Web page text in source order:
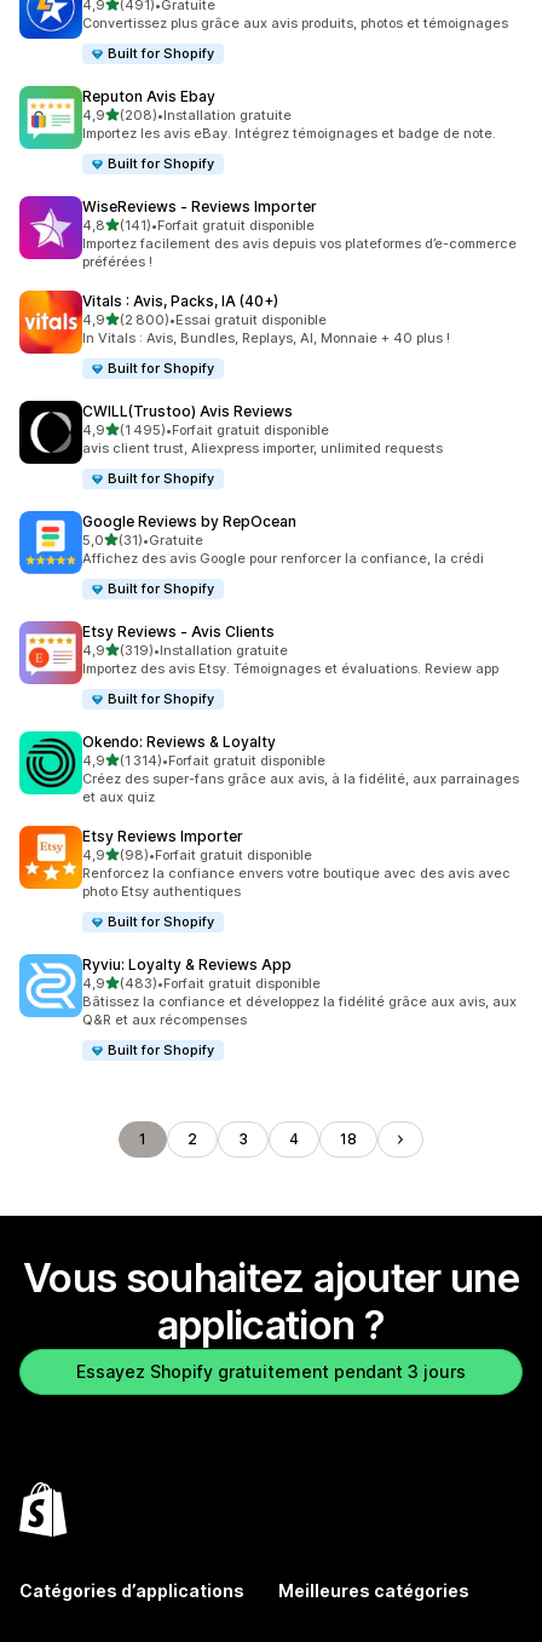
4,9étoile(s) sur 5
(491)
491 avis au total
•Gratuite
Convertissez plus grâce aux avis produits, photos et témoignages
Built for Shopify
Reputon Avis Ebay
4,9étoile(s) sur 5
(208)
208 avis au total
•Installation gratuite
Importez les avis eBay. Intégrez témoignages et badge de note.
Built for Shopify
WiseReviews ‑ Reviews Importer
4,8étoile(s) sur 5
(141)
141 avis au total
•Forfait gratuit disponible
Importez facilement des avis depuis vos plateformes d’e-commerce
préférées !
Vitals : Avis, Packs, IA (40+)
4,9étoile(s) sur 5
(2 800)
2800 avis au total
•Essai gratuit disponible
In Vitals : Avis, Bundles, Replays, AI, Monnaie + 40 plus !
Built for Shopify
CWILL(Trustoo) Avis Reviews
4,9étoile(s) sur 5
(1 495)
1495 avis au total
•Forfait gratuit disponible
avis client trust, Aliexpress importer, unlimited requests
Built for Shopify
Google Reviews by RepOcean
5,0étoile(s) sur 5
(31)
31 avis au total
•Gratuite
Affichez des avis Google pour renforcer la confiance, la crédi
Built for Shopify
Etsy Reviews ‑ Avis Clients
4,9étoile(s) sur 5
(319)
319 avis au total
•Installation gratuite
Importez des avis Etsy. Témoignages et évaluations. Review app
Built for Shopify
Okendo: Reviews & Loyalty
4,9étoile(s) sur 5
(1 314)
1314 avis au total
•Forfait gratuit disponible
Créez des super-fans grâce aux avis, à la fidélité, aux parrainages
et aux quiz
Etsy Reviews Importer
4,9étoile(s) sur 5
(98)
98 avis au total
•Forfait gratuit disponible
Renforcez la confiance envers votre boutique avec des avis avec
photo Etsy authentiques
Built for Shopify
Ryviu: Loyalty & Reviews App
4,9étoile(s) sur 5
(483)
483 avis au total
•Forfait gratuit disponible
Bâtissez la confiance et développez la fidélité grâce aux avis, aux
Q&R et aux récompenses
Built for Shopify
1 2 3 4 18
Vous souhaitez ajouter une
application ?
Essayez Shopify gratuitement pendant 3 jours
Catégories d’applications Meilleures catégories